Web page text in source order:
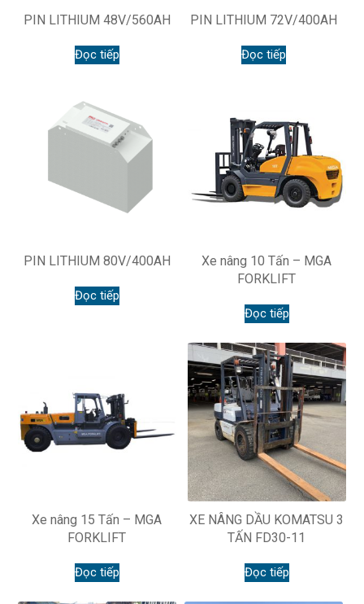
PIN LITHIUM 48V/560AH
Đọc tiếp
PIN LITHIUM 72V/400AH
Đọc tiếp
PIN LITHIUM 80V/400AH
Đọc tiếp
Xe nâng 10 Tấn – MGA
FORKLIFT
Đọc tiếp
Xe nâng 15 Tấn – MGA
FORKLIFT
Đọc tiếp
XE NÂNG DẦU KOMATSU 3
TẤN FD30-11
Đọc tiếp